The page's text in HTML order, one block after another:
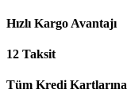
Hızlı Kargo Avantajı
12 Taksit
Tüm Kredi Kartlarına